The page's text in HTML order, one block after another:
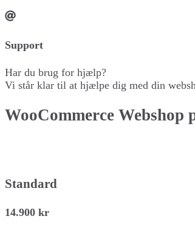
Support
Har du brug for hjælp?
Vi står klar til at hjælpe dig med din
WooCommerce Webshop
Standard
14.900 kr